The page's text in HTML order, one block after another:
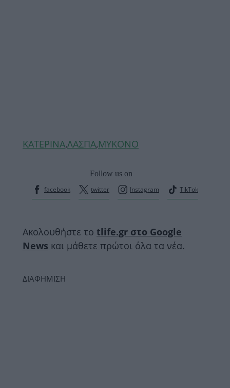
Ετικέτες
ΚΑΤΕΡΙΝΑ,ΛΑΣΠΑ,ΜΥΚΟΝΟ
Follow us on
facebook
twitter Instagram TikTok
Ακολουθήστε το tlife.gr στο Google
News και μάθετε πρώτοι όλα τα νέα.
ΔΙΑΦΗΜΙΣΗ